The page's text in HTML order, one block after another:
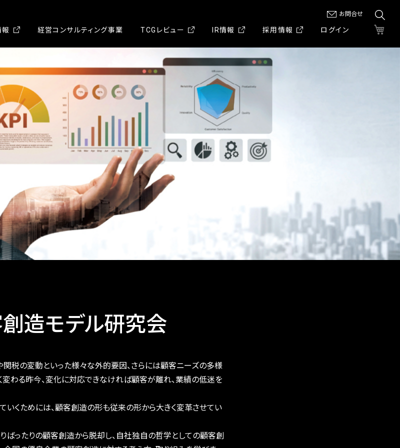
お問合せ
経営コンサルティング事業 TCGレビュー IR情報 採用情報 ログイン 
造モデル研究会
関税の変動といった様々な外的要因、さらには顧客ニーズの多様
変わる昨今、変化に対応できなければ顧客が離れ、業績の低迷を
いくためには、顧客創造の形も従来の形から大きく変革させてい
ばったりの顧客創造から脱却し、自社独自の哲学としての顧客創